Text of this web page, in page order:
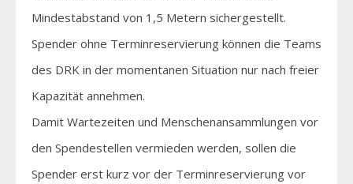
Mindestabstand von 1,5 Metern sichergestellt.
Spender ohne Terminreservierung können die Teams
des DRK in der momentanen Situation nur nach freier
Kapazität annehmen.
Damit Wartezeiten und Menschenansammlungen vor
den Spendestellen vermieden werden, sollen die
Spender erst kurz vor der Terminreservierung vor